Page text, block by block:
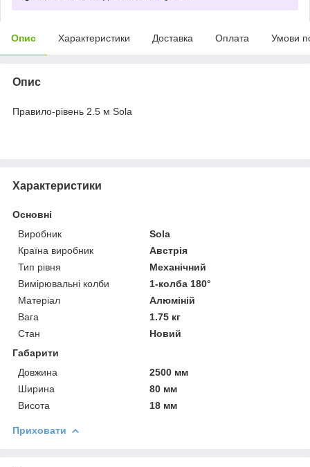
Опис Характеристики Доставка Оплата Умови
Опис
Правило-рівень 2.5 м Sola
Характеристики
Основні
Виробник
Sola
Країна виробник
Австрія
Тип рівня
Механічний
Вимірювальні колби
1-колба 180°
Матеріал
Алюміній
Вага
1.75 кг
Стан
Новий
Габарити
Довжина
2500 мм
Ширина
80 мм
Висота
18 мм
Приховати